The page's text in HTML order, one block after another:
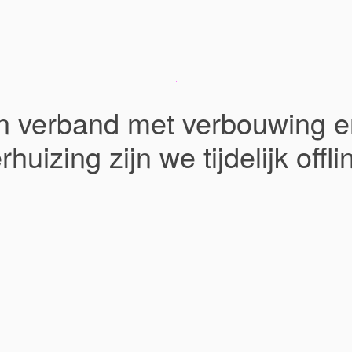
verband met verbouwing
zijn we tijdelijk